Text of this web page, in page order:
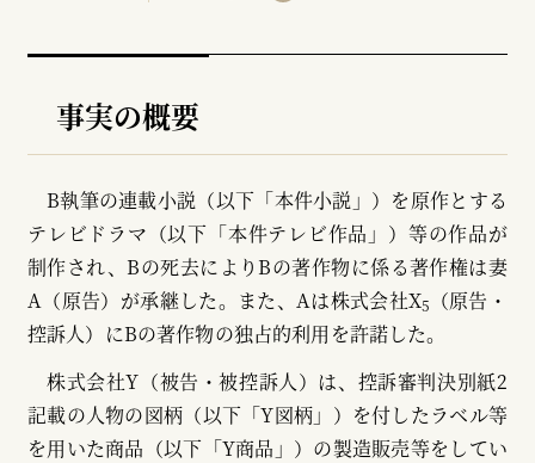
事実の概要
B執筆の連載小説（以下「本件小説」）を原作とする
テレビドラマ（以下「本件テレビ作品」）等の作品が
制作され、Bの死去によりBの著作物に係る著作権は妻
A（原告）が承継した。また、Aは株式会社X5
（原告・
控訴人）にBの著作物の独占的利用を許諾した。
株式会社Y（被告・被控訴人）は、控訴審判決別紙2
記載の人物の図柄（以下「Y図柄」）を付したラベル等
を用いた商品（以下「Y商品」）の製造販売等をしてい